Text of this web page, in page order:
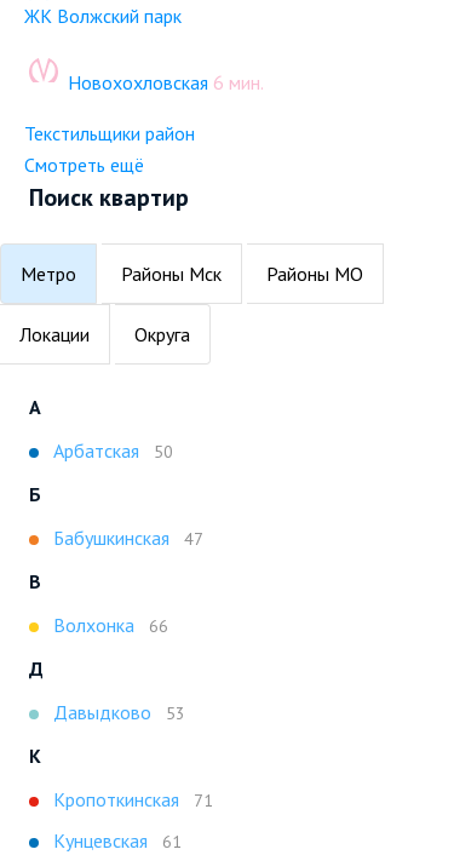
ЖК Волжский парк
Новохохловская 6 мин.
Текстильщики район
Смотреть ещё
Поиск квартир
Метро Районы Мск Районы МО
Локации Округа
А
Арбатская
50
Б
Бабушкинская
47
В
Волхонка
66
Д
Давыдково
53
К
Кропоткинская
71
Кунцевская 61